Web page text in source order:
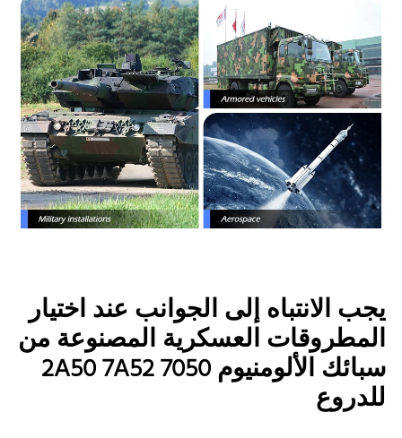
يجب الانتباه إلى الجوانب عند اختيار
المطروقات العسكرية المصنوعة من
سبائك الألومنيوم 2A50 7A52 7050
للدروع